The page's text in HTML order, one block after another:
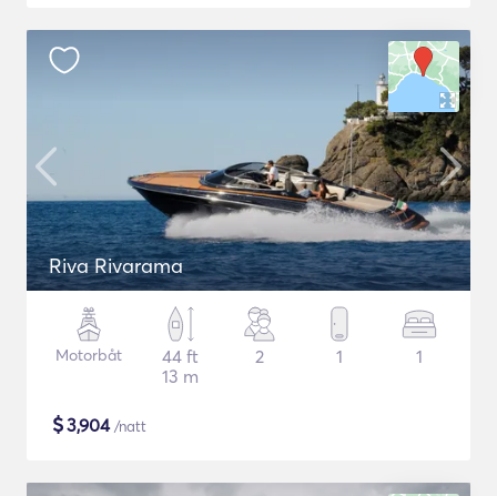
Riva Rivarama
Motorbåt
44 ft
13 m
2 1 1
$3,904/natt